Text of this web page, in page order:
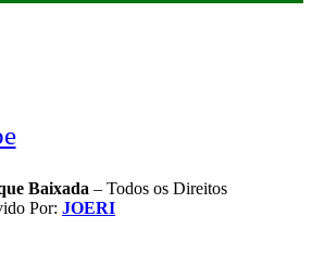
Baixada – Todos os Direitos
Por: JOERI